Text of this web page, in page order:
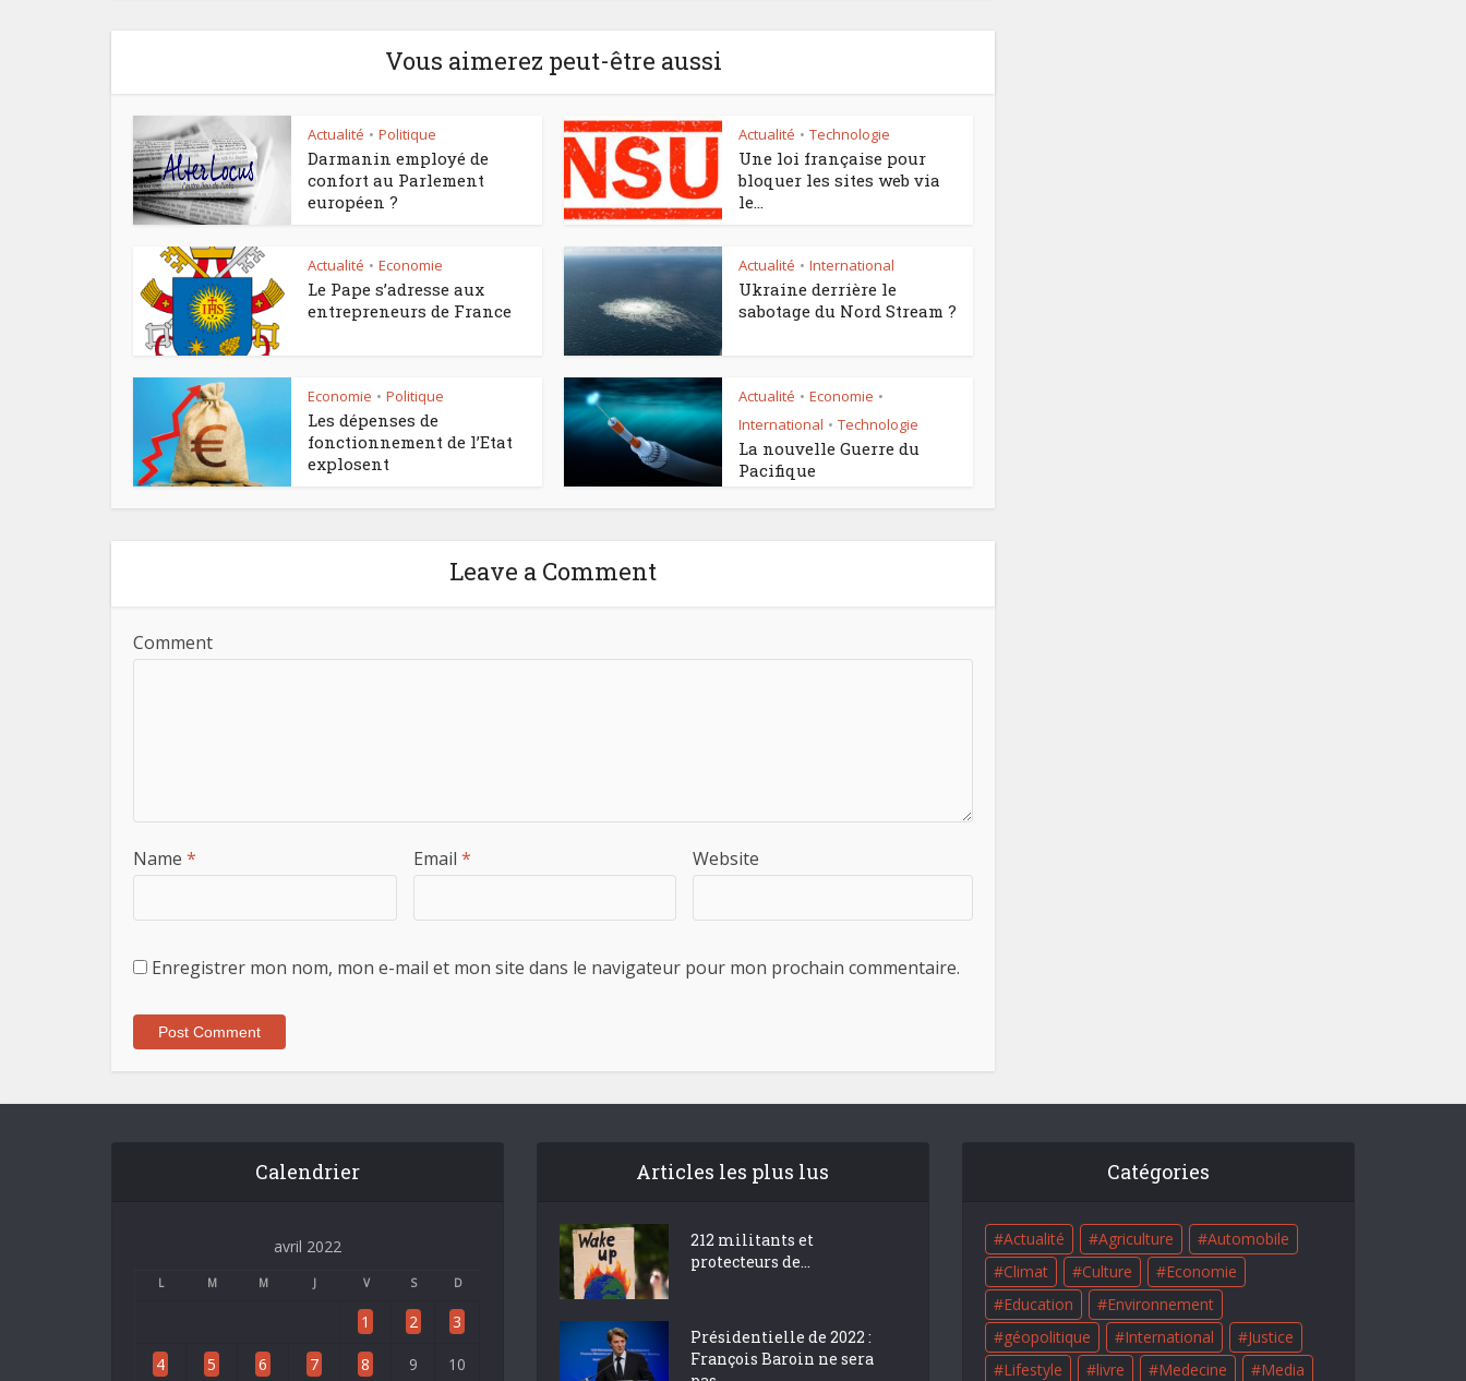
Vous aimerez peut-être aussi
Actualité • Politique
Darmanin employé de
confort au Parlement
européen ?
Actualité • Technologie
Une loi française pour
bloquer les sites web via
le...
Actualité • Economie
Le Pape s’adresse aux
entrepreneurs de France
Actualité • International
Ukraine derrière le
sabotage du Nord Stream ?
Economie • Politique
Les dépenses de
fonctionnement de l’Etat
explosent
Actualité • Economie •
International • Technologie
La nouvelle Guerre du
Pacifique
Leave a Comment
Comment
Name * Email * Website
Enregistrer mon nom, mon e-mail et mon site dans le navigateur pour mon prochain commentaire.
Calendrier
avril 2022
L M M J V S D
1 2 3
4 5 6 7 8 9 10
Articles les plus lus
212 militants et
protecteurs de...
Présidentielle de 2022 :
François Baroin ne sera
Catégories
Actualité Agriculture
Automobile
Climat
Culture
Economie
Education
Environnement
géopolitique
International
Justice
Lifestyle
livre Medecine Media